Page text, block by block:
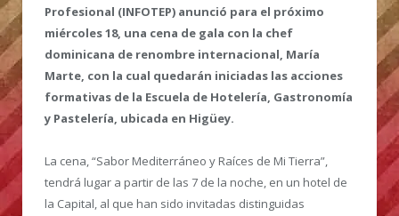
Profesional (INFOTEP) anunció para el próximo
miércoles 18, una cena de gala con la chef
dominicana de renombre internacional, María
Marte, con la cual quedarán iniciadas las acciones
formativas de la Escuela de Hotelería, Gastronomía
y Pastelería, ubicada en Higüey.
La cena, “Sabor Mediterráneo y Raíces de Mi Tierra”,
tendrá lugar a partir de las 7 de la noche, en un hotel de
la Capital, al que han sido invitadas distinguidas